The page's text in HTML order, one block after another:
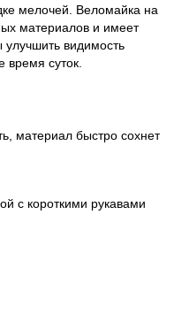
мелочей. Веломайка на
материалов и имеет
видимость
время суток.
материал быстро сохнет
с короткими рукавами